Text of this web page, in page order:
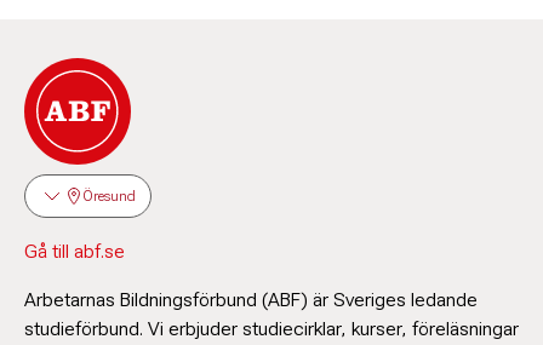
Öresund
Gå till abf.se
Arbetarnas Bildningsförbund (ABF) är Sveriges ledande
studieförbund. Vi erbjuder studiecirklar, kurser, föreläsningar